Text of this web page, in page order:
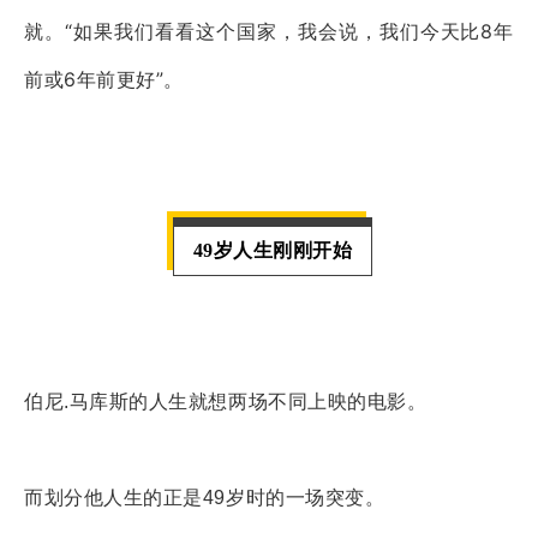
就。“如果我们看看这个国家，我会说，我们今天比8年
前或6年前更好”。
49岁人生刚刚开始
伯尼.马库斯的人生就想两场不同上映的电影。
而划分他人生的正是49岁时的一场突变。